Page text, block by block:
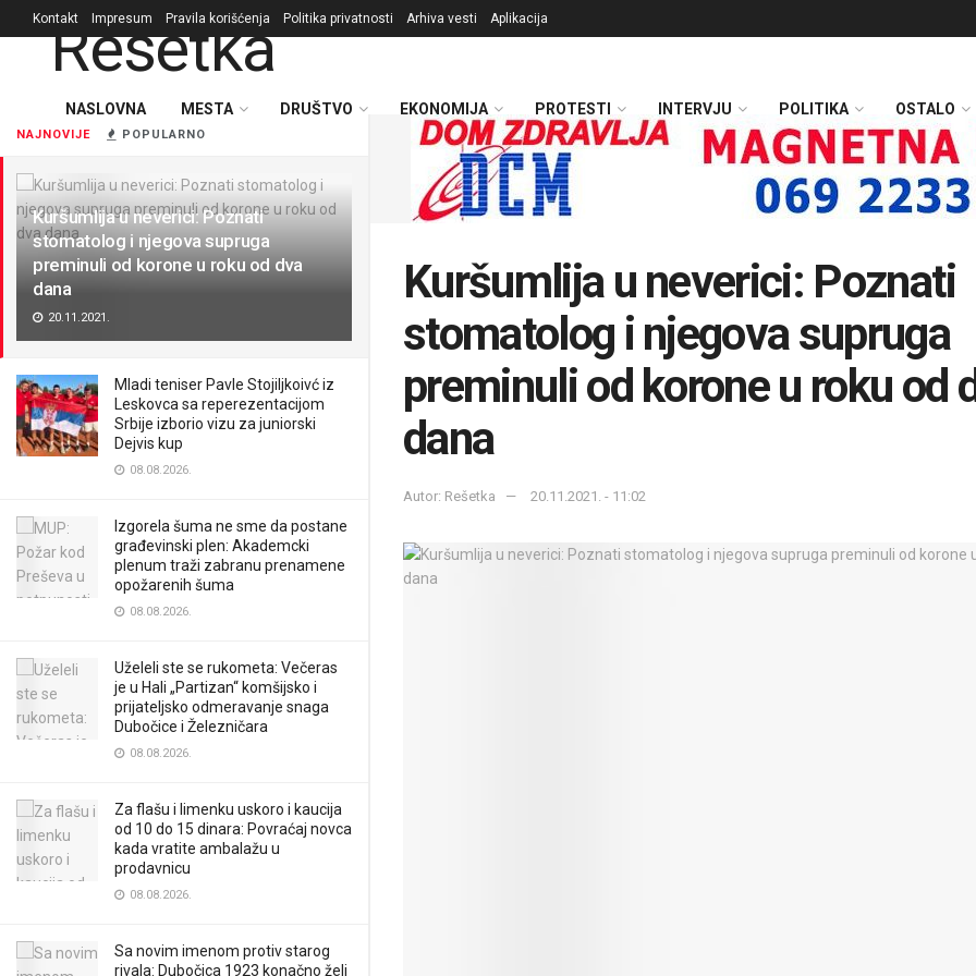
NAJNOVIJE POPULARNO
Kuršumlija u neverici: Poznati
stomatolog i njegova supruga
preminuli od korone u roku od dva
dana
20.11.2021.
Mladi teniser Pavle Stojiljkoivć iz
Leskovca sa reperezentacijom
Srbije izborio vizu za juniorski
Dejvis kup
08.08.2026.
Izgorela šuma ne sme da postane
građevinski plen: Akademcki
plenum traži zabranu prenamene
opožarenih šuma
08.08.2026.
Uželeli ste se rukometa: Večeras
je u Hali „Partizan“ komšijsko i
prijateljsko odmeravanje snaga
Dubočice i Železničara
08.08.2026.
Za flašu i limenku uskoro i kaucija
od 10 do 15 dinara: Povraćaj novca
kada vratite ambalažu u
prodavnicu
08.08.2026.
Sa novim imenom protiv starog
rivala: Dubočica 1923 konačno želi
Kontakt Impresum Pravila korišćenja Politika privatnosti Arhiva vesti Aplikacija
NASLOVNA MESTA DRUŠTVO EKONOMIJA PROTESTI INTERVJU POLITIKA OSTALO
Kuršumlija u neverici: Poznati
stomatolog i njegova supruga
preminuli od korone u roku od
dana
Autor: Rešetka 20.11.2021. - 11:02